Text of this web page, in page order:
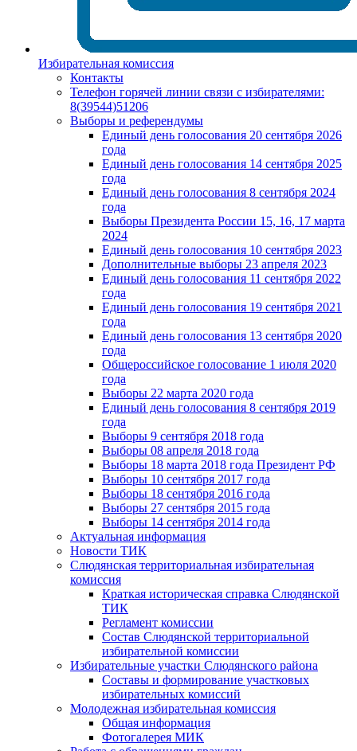
Избирательная комиссия
Контакты
Телефон горячей линии связи с избирателями:
8(39544)51206
Выборы и референдумы
Единый день голосования 20 сентября 2026
года
Единый день голосования 14 сентября 2025
года
Единый день голосования 8 сентября 2024
года
Выборы Президента России 15, 16, 17 марта
2024
Единый день голосования 10 сентября 2023
Дополнительные выборы 23 апреля 2023
Единый день голосования 11 сентября 2022
года
Единый день голосования 19 сентября 2021
года
Единый день голосования 13 сентября 2020
года
Общероссийское голосование 1 июля 2020
года
Выборы 22 марта 2020 года
Единый день голосования 8 сентября 2019
года
Выборы 9 сентября 2018 года
Выборы 08 апреля 2018 года
Выборы 18 марта 2018 года Президент РФ
Выборы 10 сентября 2017 года
Выборы 18 сентября 2016 года
Выборы 27 сентября 2015 года
Выборы 14 сентября 2014 года
Актуальная информация
Новости ТИК
Слюдянская территориальная избирательная
комиссия
Краткая историческая справка Слюдянской
ТИК
Регламент комиссии
Состав Слюдянской территориальной
избирательной комиссии
Избирательные участки Слюдянского района
Составы и формирование участковых
избирательных комиссий
Молодежная избирательная комиссия
Общая информация
Фотогалерея МИК